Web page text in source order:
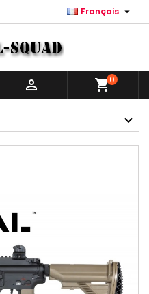
Français 
 shopping_cart0